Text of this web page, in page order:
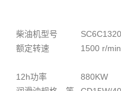
柴油机型号
额定转速
1500 r/min
12h功率
880KW